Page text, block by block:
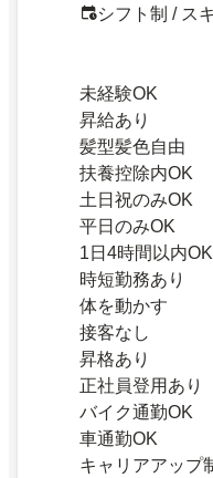
シフト制 / ス
未経験OK
昇給あり
髪型髪色自由
扶養控除内OK
土日祝のみOK
平日のみOK
1日4時間以内OK
時短勤務あり
体を動かす
接客なし
昇格あり
正社員登用あり
バイク通勤OK
車通勤OK
キャリアアップ